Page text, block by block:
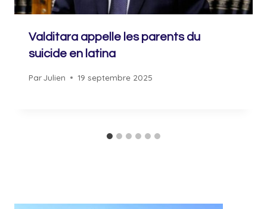
Valditara appelle les parents du
suicide en latina
ParJulien 19 septembre 2025